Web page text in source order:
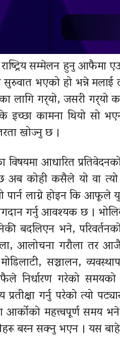
सम्मेलन हुनु आफैमा
सुरुवात भएको हो भन्ने
लागि गर्‍यो, जसरी
कामना थियो सो
खोज्नु छ ।
आधारित
छ अब कोही कसैले यो वा
पार्न लाग्ने होइन कि
गर्नु आवश्यक छ ।
बदलिएन भने,
आलोचना गरौला तर
सञ्चालन,
निर्धारण गरेको समयको
गर्नु परेको त्यो
महत्त्वपूर्ण समय
बस्न सक्नु भएन । यस